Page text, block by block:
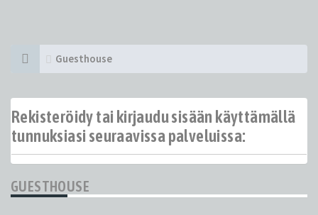
Guesthouse
Rekisteröidy tai kirjaudu sisään käyttämällä
tunnuksiasi seuraavissa palveluissa:
GUESTHOUSE